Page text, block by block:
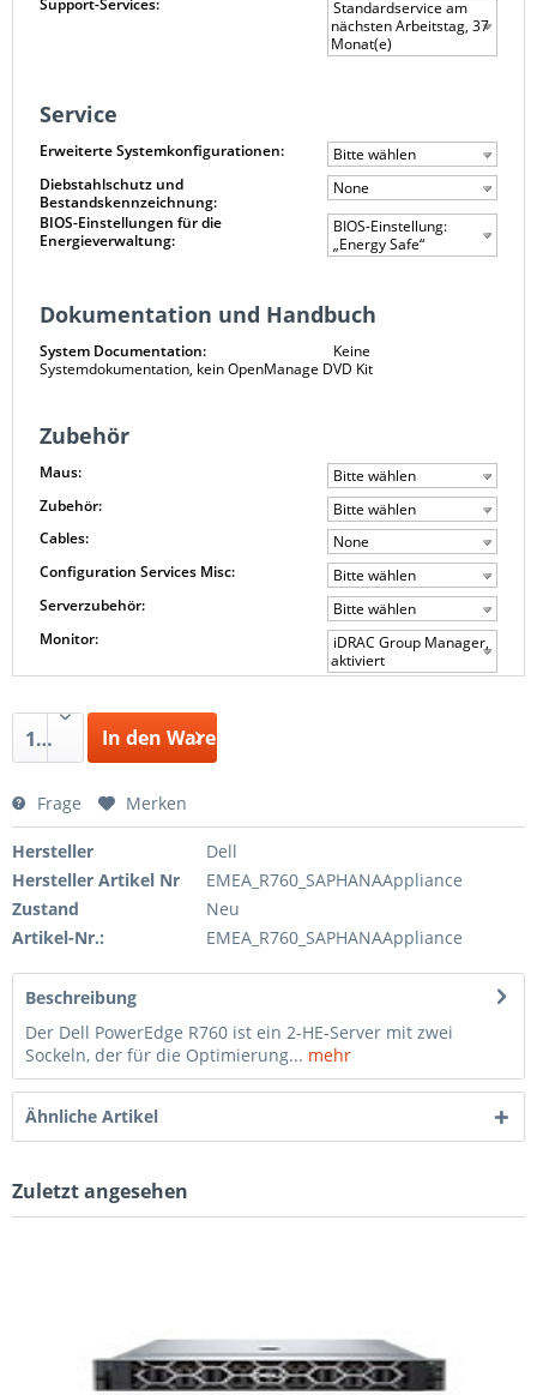
Support-Services:
Standardservice am
nächsten Arbeitstag, 37
Monat(e)
Service
Erweiterte Systemkonfigurationen:
Bitte wählen
Diebstahlschutz und
Bestandskennzeichnung:
None
BIOS-Einstellungen für die
Energieverwaltung:
BIOS-Einstellung:
„Energy Safe“
Dokumentation und Handbuch
System Documentation:
Keine
Systemdokumentation, kein OpenManage DVD Kit
Zubehör
Maus:
Bitte wählen
Zubehör:
Bitte wählen
Cables:
None
Configuration Services Misc:
Bitte wählen
Serverzubehör:
Bitte wählen
Monitor:
iDRAC Group Manager,
aktiviert
1 In den Warenkorb
Frage Merken
Hersteller
Dell
Hersteller Artikel Nr
EMEA_R760_SAPHANAAppliance
Zustand
Neu
Artikel-Nr.:
EMEA_R760_SAPHANAAppliance
Beschreibung
Der Dell PowerEdge R760 ist ein 2-HE-Server mit zwei
Sockeln, der für die Optimierung... mehr
Ähnliche Artikel
Zuletzt angesehen